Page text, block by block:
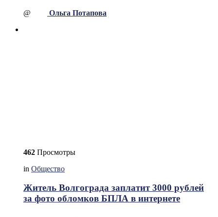
@ Ольга Потапова
462 Просмотры
in Общество
Житель Волгограда заплатит 3000 рублей
за фото обломков БПЛА в интернете